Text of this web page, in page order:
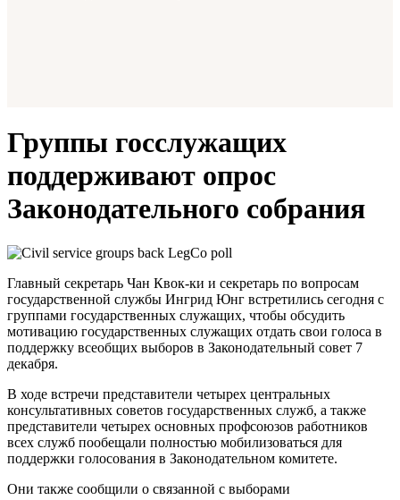
Группы госслужащих
поддерживают опрос
Законодательного собрания
Главный секретарь Чан Квок-ки и секретарь по вопросам
государственной службы Ингрид Юнг встретились сегодня с
группами государственных служащих, чтобы обсудить
мотивацию государственных служащих отдать свои голоса в
поддержку всеобщих выборов в Законодательный совет 7
декабря.
В ходе встречи представители четырех центральных
консультативных советов государственных служб, а также
представители четырех основных профсоюзов работников
всех служб пообещали полностью мобилизоваться для
поддержки голосования в Законодательном комитете.
Они также сообщили о связанной с выборами